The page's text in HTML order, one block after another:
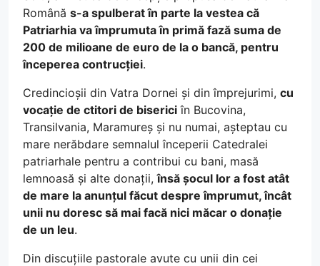
Română s-a spulberat în parte la vestea că
Patriarhia va împrumuta în primă fază suma de
200 de milioane de euro de la o bancă, pentru
începerea contrucției.
Credincioșii din Vatra Dornei și din împrejurimi, cu
vocație de ctitori de biserici în Bucovina,
Transilvania, Maramureș și nu numai, așteptau cu
mare nerăbdare semnalul începerii Catedralei
patriarhale pentru a contribui cu bani, masă
lemnoasă și alte donații,însă șocul lor a fost atât
de mare la anunțul făcut despre împrumut, încât
unii nu doresc să mai facă nici măcar o donație
de un leu.
Din discuțiile pastorale avute cu unii din cei